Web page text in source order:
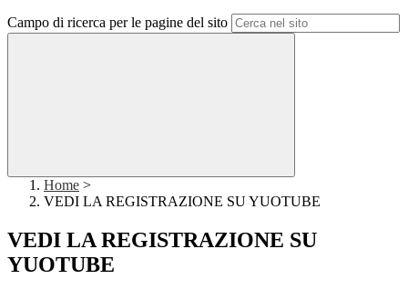
Campo di ricerca per le pagine del sito
Home >
VEDI LA REGISTRAZIONE SU YUOTUBE
VEDI LA REGISTRAZIONE SU
YUOTUBE